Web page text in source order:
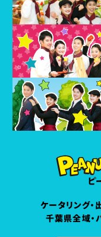
ケータリング・
千葉県全域・